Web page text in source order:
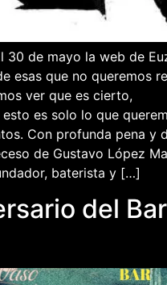
30 de mayo la web de
esas que no queremos
ver que es cierto,
es solo lo que
Con profunda pena y
de Gustavo López
baterista y […]
del